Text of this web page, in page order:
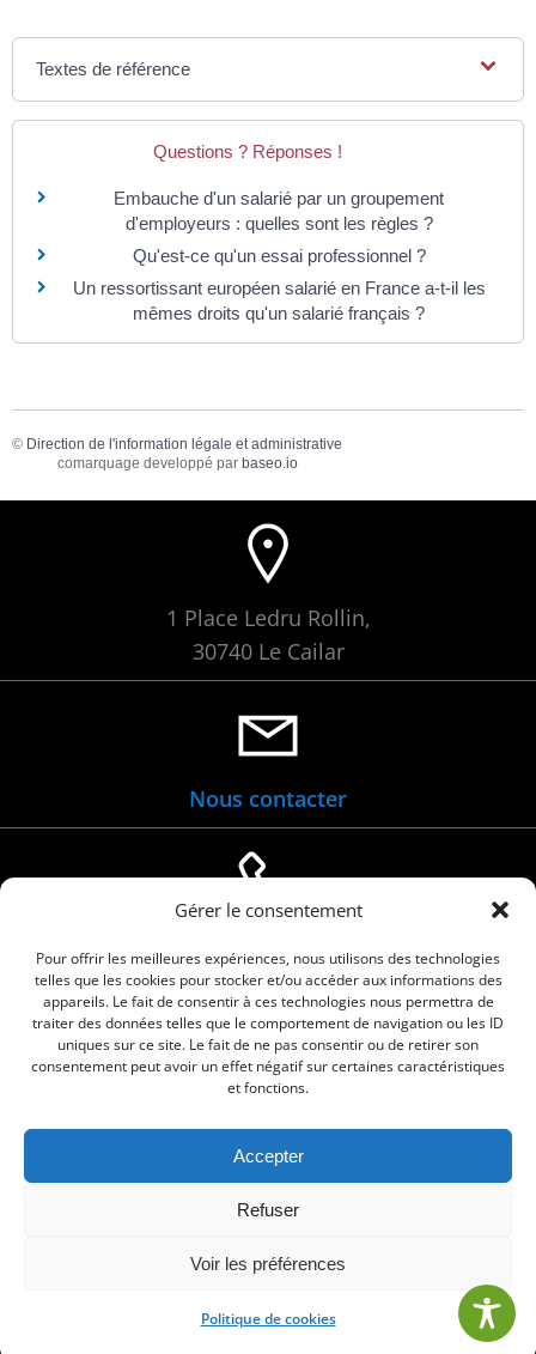
Gérer le consentement
Pour offrir les meilleures expériences, nous utilisons des technologies
telles que les cookies pour stocker et/ou accéder aux informations des
appareils. Le fait de consentir à ces technologies nous permettra de
traiter des données telles que le comportement de navigation ou les ID
uniques sur ce site. Le fait de ne pas consentir ou de retirer son
consentement peut avoir un effet négatif sur certaines caractéristiques
et fonctions.
Accepter
Refuser
Voir les préférences
Politique de cookies
Textes de référence
Questions ? Réponses !
Embauche d'un salarié par un groupement
d'employeurs : quelles sont les règles ?
Qu'est-ce qu'un essai professionnel ?
Un ressortissant européen salarié en France a-t-il les
mêmes droits qu'un salarié français ?
© Direction de l'information légale et administrative
comarquage developpé par baseo.io
1 Place Ledru Rollin,
30740 Le Cailar
Nous contacter
04 66 88 01 05
© 2026 Commune de Le Cailar. Service proposé
Mentions légales•Politique de cookies